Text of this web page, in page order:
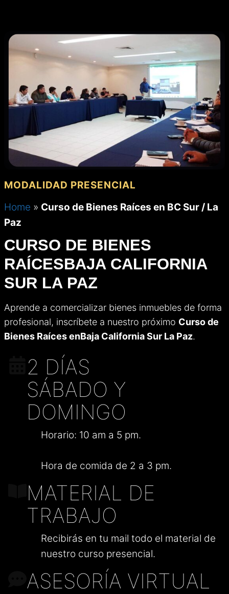
contenido
MODALIDAD PRESENCIAL
Home » Curso de Bienes Raíces en BC Sur / La
Paz
CURSO DE BIENES
RAÍCESBAJA CALIFORNIA
SUR LA PAZ
Aprende a comercializar bienes inmuebles de forma
profesional, inscríbete a nuestro próximo Curso de
Bienes Raíces enBaja California Sur La Paz.
2 DÍAS
SÁBADO Y
DOMINGO
Horario: 10 am a 5 pm.
Hora de comida de 2 a 3 pm.
MATERIAL DE
TRABAJO
Recibirás en tu mail todo el material de
nuestro curso presencial.
ASESORÍA VIRTUAL